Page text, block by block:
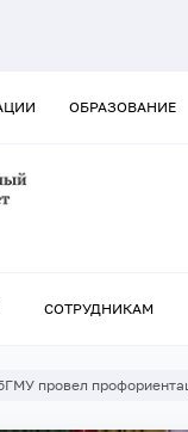
ОБРАЗОВАНИЕ
СОТРУДНИКАМ
провел